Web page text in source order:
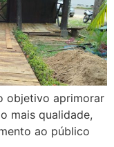
objetivo aprimorar
mais qualidade,
ao público